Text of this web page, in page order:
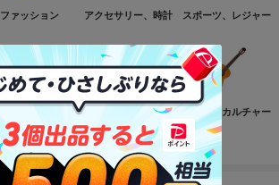
ファッション アクセサリー、時計 スポーツ、レジャー
コンピュータ おもちゃ、ゲーム ホビー、カルチャー
もっと見る